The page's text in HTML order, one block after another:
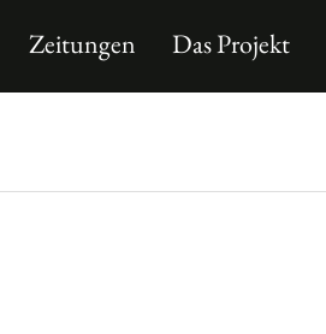
Zeitungen Das Projekt